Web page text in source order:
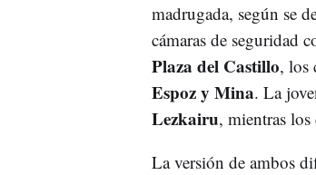
madrugada, según se
cámaras de seguridad
Plaza del Castillo, los
Espoz y Mina. La
Lezkairu, mientras los
La versión de ambos